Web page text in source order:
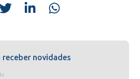
novidades